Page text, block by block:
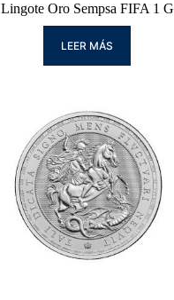
Lingote Oro Sempsa FIFA 1 G
LEER MÁS